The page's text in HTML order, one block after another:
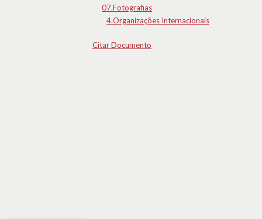
07.Fotografias
4.Organizações Internacionais
Citar Documento